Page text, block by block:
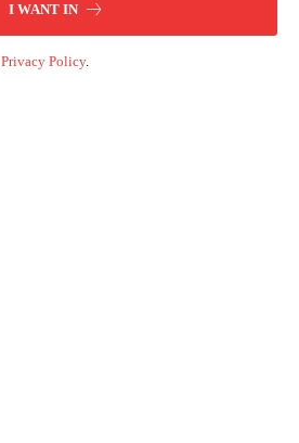
I WANT IN
Privacy Policy.